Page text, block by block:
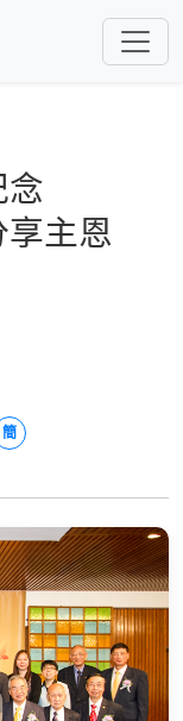
念
主恩
簡